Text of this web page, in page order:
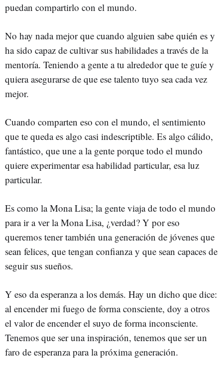
puedan compartirlo con el mundo.
No hay nada mejor que cuando alguien sabe quién es y
ha sido capaz de cultivar sus habilidades a través de la
mentoría. Teniendo a gente a tu alrededor que te guíe y
quiera asegurarse de que ese talento tuyo sea cada vez
mejor.
Cuando comparten eso con el mundo, el sentimiento
que te queda es algo casi indescriptible. Es algo cálido,
fantástico, que une a la gente porque todo el mundo
quiere experimentar esa habilidad particular, esa luz
particular.
Es como la Mona Lisa; la gente viaja de todo el mundo
para ir a ver la Mona Lisa, ¿verdad? Y por eso
queremos tener también una generación de jóvenes que
sean felices, que tengan confianza y que sean capaces de
seguir sus sueños.
Y eso da esperanza a los demás. Hay un dicho que dice:
al encender mi fuego de forma consciente, doy a otros
el valor de encender el suyo de forma inconsciente.
Tenemos que ser una inspiración, tenemos que ser un
faro de esperanza para la próxima generación.